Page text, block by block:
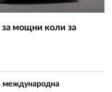
за мощни коли за
международна